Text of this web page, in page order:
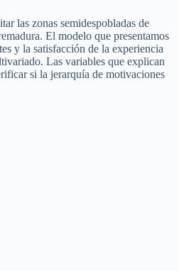
las zonas semidespobladas de
El modelo que presentamos
y la satisfacción de la experiencia
Las variables que explican
si la jerarquía de motivaciones